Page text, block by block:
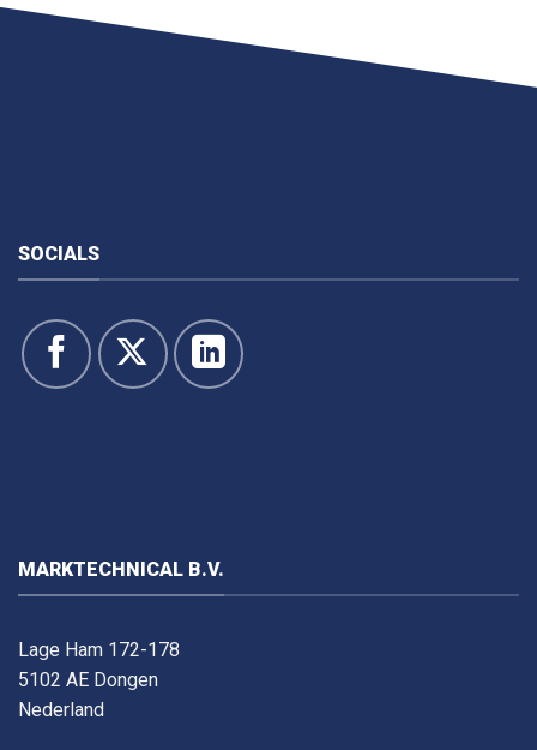
SOCIALS
MARKTECHNICAL B.V.
Lage Ham 172-178
5102 AE Dongen
Nederland